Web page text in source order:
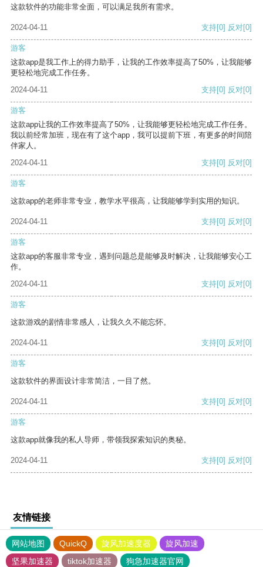
这款软件的功能非常全面，可以满足我所有需求。
2024-04-11 支持[0] 反对[0]
游客
这款app是我工作上的得力助手，让我的工作效率提高了50%，让我能够
更轻松地完成工作任务。
2024-04-11
支持[0] 反对[0]
游客
这款app让我的工作效率提高了50%，让我能够更轻松地完成工作任务。
我以前经常加班，现在有了这个app，我可以提前下班，有更多的时间陪
伴家人。
2024-04-11
支持[0] 反对[0]
游客
这款app的老师非常专业，教学水平很高，让我能够学到实用的知识。
2024-04-11 支持[0] 反对[0]
游客
这款app的客服非常专业，遇到问题总是能够及时解决，让我能够安心工
作。
2024-04-11
支持[0] 反对[0]
游客
这款游戏的剧情非常感人，让我久久不能忘怀。
2024-04-11 支持[0] 反对[0]
游客
这款软件的界面设计非常简洁，一目了然。
2024-04-11 支持[0] 反对[0]
游客
这款app就像我的私人导师，带领我探索知识的奥秘。
2024-04-11 支持[0] 反对[0]
友情链接
网站地图 QuickQ 旋风加速度器
旋风加速
坚果加速器
tiktok加速器
狗急加速器官网